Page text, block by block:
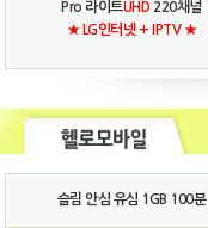
Pro 라이트UHD 220채널
★ LG인터넷 + IPTV ★
슬림 안심 유심 1GB 100분